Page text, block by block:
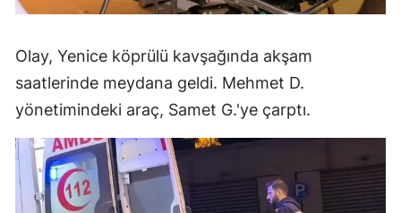
Olay, Yenice köprülü kavşağında akşam
saatlerinde meydana geldi. Mehmet D.
yönetimindeki araç, Samet G.'ye çarptı.